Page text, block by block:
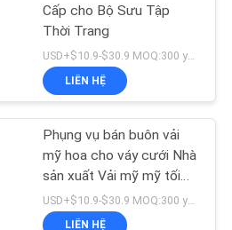
thêu
Cấp cho Bộ Sưu Tập
Thời Trang
LIÊN HỆ
Phụng vụ bán buôn vải
mỹ hoa cho váy cưới Nhà
sản xuất Vải mỹ mỹ tối
giản cho váy hiện đại
LIÊN HỆ